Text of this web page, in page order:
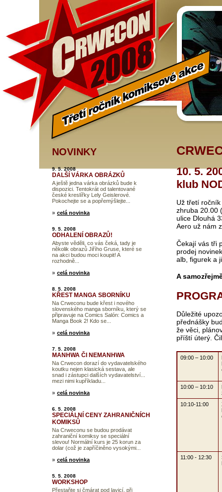
10. 5.
klub
Už třetí
zhruba 20.00
ulice Dlouhá
Aero už nám
Čekají vás tři
prodej
alb, figurek a
A
Důležité
přednášky
že věci,
příští úterý.
09:00 – 10:00
10:00 – 10:10
10:10-11:00
11:00 - 12:30
NOVINKY
9. 5. 2008
DALŠÍ VÁRKA OBRÁZKŮ
A ještě jedna várka obrázků bude k
dispozici. Tentokrát od talentované
české kreslířky Lely Geislerové.
Pokochejte se a popřemýšlejte...
» celá novinka
9. 5. 2008
ODHALENÍ OBRAZŮ!
Abyste věděli, co vás čeká, tady je
několik obrazů Jiřího Gruse, které se
na akci budou moci koupit! A
rozhodně...
» celá novinka
8. 5. 2008
KŘEST MANGA SBORNÍKU
Na Crweconu bude křest i nového
slovenského manga sborníku, který se
připravuje na Comics Salón: Comics a
Manga Book 2! Kdo se...
» celá novinka
7. 5. 2008
MANHWA ČI NEMANHWA
Na Crwecon dorazí do vydavatelského
koutku nejen klasická sestava, ale
snad i zástupci dalších vydavatelství...
mezi nimi kupříkladu...
» celá novinka
6. 5. 2008
SPECIÁLNÍ CENY ZAHRANIČNÍCH
KOMIKSŮ
Na Crweconu se budou prodávat
zahraniční komiksy se speciální
slevou! Normální kurs je 25 korun za
dolar (což je zapříčiněno vysokými...
» celá novinka
5. 5. 2008
WORKSHOP
Přestaňte si čmárat pod lavicí, při